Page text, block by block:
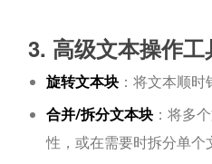
3. 高级文本操作工
旋转文本块 ：将文本顺时
合并/拆分文本块 ：将多
性，或在需要时拆分单个